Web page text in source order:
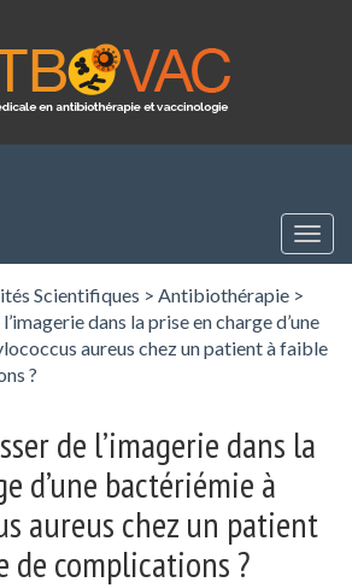
Scientifiques > Antibiothérapie >
dans la prise en charge d’une
aureus chez un patient à faible
?
de l’imagerie dans la
d’une bactériémie à
aureus chez un patient
de complications ?